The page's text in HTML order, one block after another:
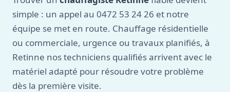
simple : un appel au 0472 53 24 26 et notre
équipe se met en route. Chauffage résidentielle
ou commerciale, urgence ou travaux planifiés, à
Retinne nos techniciens qualifiés arrivent avec le
matériel adapté pour résoudre votre problème
dès la première visite.